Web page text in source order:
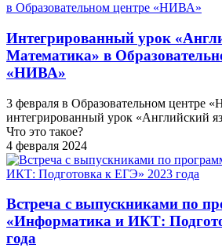
Интегрированный урок
Математика» в
«НИВА»
3 февраля в Образовательном центре
интегрированный урок «Английский
Что это такое?
4 февраля 2024
Встреча с выпускниками по
«Информатика и ИКТ:
года